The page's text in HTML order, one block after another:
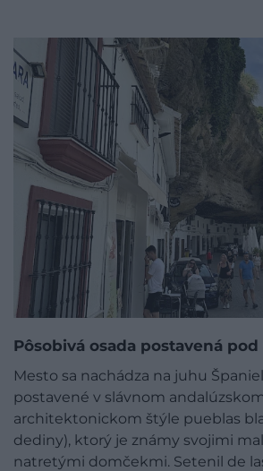
Pôsobivá osada postavená
Mesto sa nachádza na juhu
postavené v slávnom
architektonickom štýle pueblas
dediny), ktorý je známy svojimi
natretými domčekmi. Setenil de